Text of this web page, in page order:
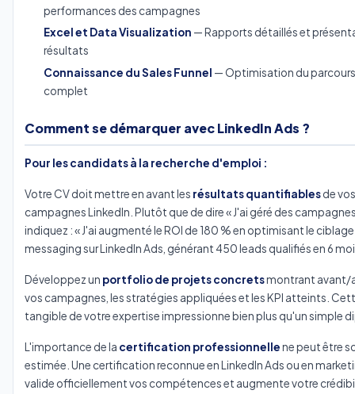
performances des campagnes
Excel et Data Visualization — Rapports détaillés et
résultats
Connaissance du Sales Funnel — Optimisation du
complet
Comment se démarquer avec LinkedIn Ads ?
Pour les candidats à la recherche d'emploi :
Votre CV doit mettre en avant les résultats quantifiablesde vos
campagnes LinkedIn. Plutôt que de dire « J'ai géré des
indiquez : « J'ai augmenté le ROI de 180 % en optimisant le
messaging sur LinkedIn Ads, générant 450 leads qualifiés en 6
Développez un portfolio de projets concretsmontrant avant/
vos campagnes, les stratégies appliquées et les KPI atteints.
tangible de votre expertise impressionne bien plus qu'un simple
L'importance de la certification professionnellene peut être
estimée. Une certification reconnue en LinkedIn Ads ou en
valide officiellement vos compétences et augmente votre